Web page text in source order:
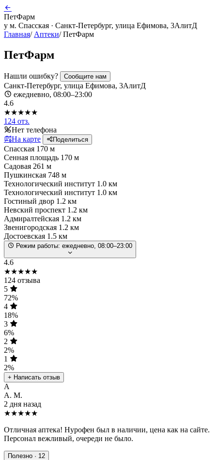
ПетФарм
у м. Спасская · Санкт-Петербург, улица Ефимова, 3АлитД
Главная/ Аптеки/ ПетФарм
ПетФарм
Нашли ошибку? Сообщите нам
Санкт-Петербург, улица Ефимова, 3АлитД
ежедневно, 08:00–23:00
4.6
★★★★★
124 отз.
Нет телефона
На карте
Поделиться
Спасская 170 м
Сенная площадь 170 м
Садовая 261 м
Пушкинская 748 м
Технологический институт 1.0 км
Технологический институт 1.0 км
Гостиный двор 1.2 км
Невский проспект 1.2 км
Адмиралтейская 1.2 км
Звенигородская 1.2 км
Достоевская 1.5 км
Режим работы: ежедневно, 08:00–23:00
4.6
★★★★★
124 отзыва
5
72%
4
18%
3
6%
2
2%
1
2%
+ Написать отзыв
А
А. М.
2 дня назад
★★★★★
Отличная аптека! Нурофен был в наличии, цена как на сайте.
Персонал вежливый, очереди не было.
Полезно · 12